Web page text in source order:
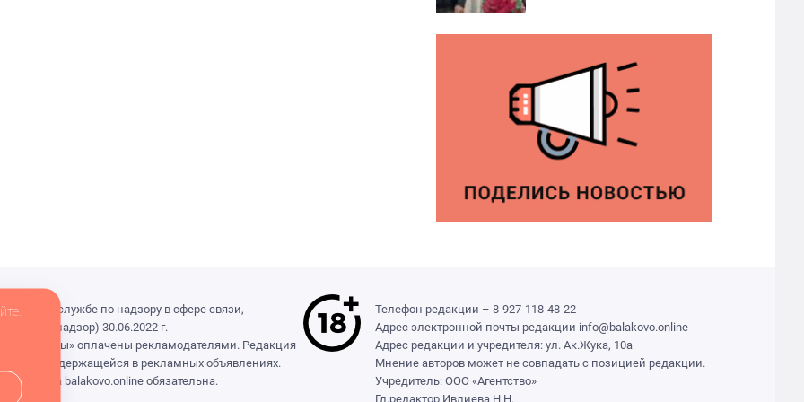
службе по надзору в сфере связи,
30.06.2022 г.
«Выборы» оплачены рекламодателями. Редакция
содержащейся в рекламных объявлениях.
на balakovo.online обязательна.
Телефон редакции – 8-927-118-48-22
Адрес электронной почты редакции info@balakovo.online
Адрес редакции и учредителя: ул. Ак.Жука, 10а
Мнение авторов может не совпадать с позицией редакции.
Учредитель: ООО «Агентство»
Гл.редактор Ивлиева Н.Н.